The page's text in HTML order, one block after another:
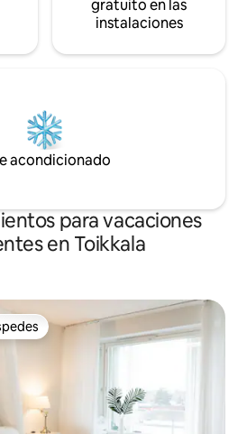
gratuito en las
instalaciones
acondicionado
para vacaciones
en Toikkala
preferido